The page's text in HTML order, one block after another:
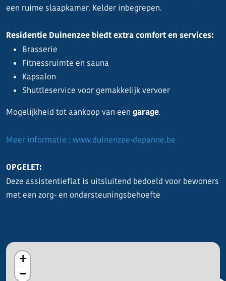
een ruime slaapkamer. Kelder inbegrepen.
Residentie Duinenzee biedt extra comfort en services:
Brasserie
Fitnessruimte en sauna
Kapsalon
Shuttleservice voor gemakkelijk vervoer
Mogelijkheid tot aankoop van een garage.
Meer informatie : www.duinenzee-depanne.be
OPGELET:
Deze assistentieflat is uitsluitend bedoeld voor bewoners
met een zorg- en ondersteuningsbehoefte
+
−